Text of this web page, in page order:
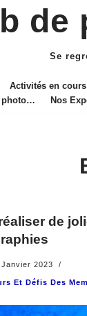
de
Se
Activités en cours
photo… Nos
de
Janvier 2023
Et Défis Des